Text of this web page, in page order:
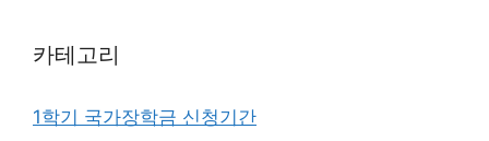
카테고리
1학기 국가장학금 신청기간